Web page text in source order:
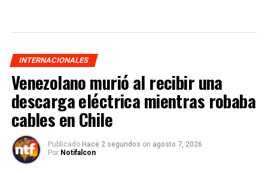
INTERNACIONALES
Venezolano murió al recibir una
descarga eléctrica mientras robaba
cables en Chile
Publicado Hace 2 segundos on agosto 7, 2026
Por Notifalcon